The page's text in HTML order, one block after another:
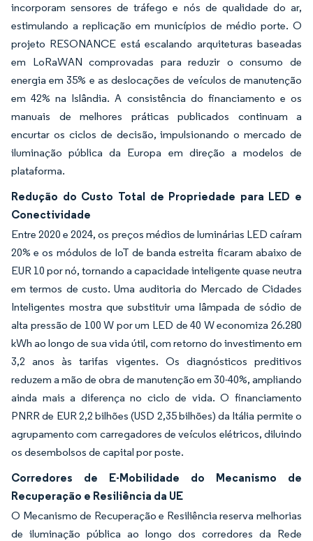
incorporam sensores de tráfego e nós de qualidade do ar,
estimulando a replicação em municípios de médio porte. O
projeto RESONANCE está escalando arquiteturas baseadas
em LoRaWAN comprovadas para reduzir o consumo de
energia em 35% e as deslocações de veículos de manutenção
em 42% na Islândia. A consistência do financiamento e os
manuais de melhores práticas publicados continuam a
encurtar os ciclos de decisão, impulsionando o mercado de
iluminação pública da Europa em direção a modelos de
plataforma.
Redução do Custo Total de Propriedade para LED e
Conectividade
Entre 2020 e 2024, os preços médios de luminárias LED caíram
20% e os módulos de IoT de banda estreita ficaram abaixo de
EUR 10 por nó, tornando a capacidade inteligente quase neutra
em termos de custo. Uma auditoria do Mercado de Cidades
Inteligentes mostra que substituir uma lâmpada de sódio de
alta pressão de 100 W por um LED de 40 W economiza 26.280
kWh ao longo de sua vida útil, com retorno do investimento em
3,2 anos às tarifas vigentes. Os diagnósticos preditivos
reduzem a mão de obra de manutenção em 30-40%, ampliando
ainda mais a diferença no ciclo de vida. O financiamento
PNRR de EUR 2,2 bilhões (USD 2,35 bilhões) da Itália permite o
agrupamento com carregadores de veículos elétricos, diluindo
os desembolsos de capital por poste.
Corredores de E-Mobilidade do Mecanismo de
Recuperação e Resiliência da UE
O Mecanismo de Recuperação e Resiliência reserva melhorias
de iluminação pública ao longo dos corredores da Rede